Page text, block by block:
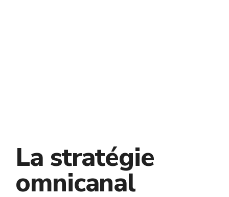
La stratégie
omnicanal